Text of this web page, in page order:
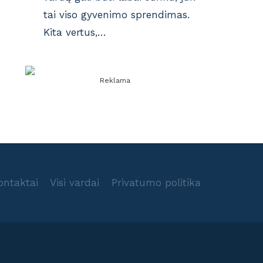
tai viso gyvenimo sprendimas.
Kita vertus,…
Reklama
Visi vardai Privatumo politika